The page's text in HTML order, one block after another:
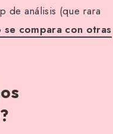
de análisis (que rara
se compara con otras